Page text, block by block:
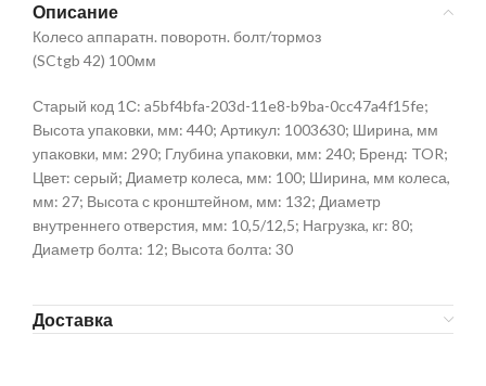
Описание
Колесо аппаратн. поворотн. болт/тормоз
(SCtgb 42) 100мм
Старый код 1С: a5bf4bfa-203d-11e8-b9ba-0cc47a4f15fe;
Высота упаковки, мм: 440; Артикул: 1003630; Ширина, мм
упаковки, мм: 290; Глубина упаковки, мм: 240; Бренд: TOR;
Цвет: серый; Диаметр колеса, мм: 100; Ширина, мм колеса,
мм: 27; Высота с кронштейном, мм: 132; Диаметр
внутреннего отверстия, мм: 10,5/12,5; Нагрузка, кг: 80;
Диаметр болта: 12; Высота болта: 30
Доставка